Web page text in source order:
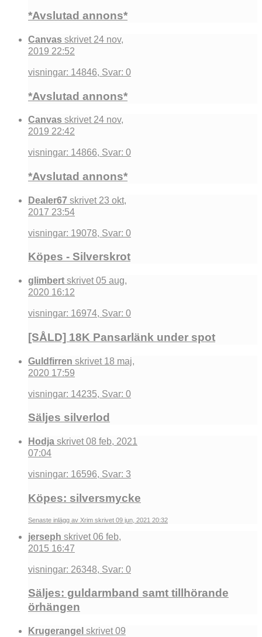
*Avslutad annons*
Canvas skrivet 24 nov,
2019 22:52
visningar: 14846, Svar: 0
*Avslutad annons*
Canvas skrivet 24 nov,
2019 22:42
visningar: 14866, Svar: 0
*Avslutad annons*
Dealer67 skrivet 23 okt,
2017 23:54
visningar: 19078, Svar: 0
Köpes - Silverskrot
glimbert skrivet 05 aug,
2020 16:12
visningar: 16974, Svar: 0
[SÅLD] 18K Pansarlänk under spot
Guldfirren skrivet 18 maj,
2020 17:59
visningar: 14235, Svar: 0
Säljes silverlod
Hodja skrivet 08 feb, 2021
07:04
visningar: 16596, Svar: 3
Köpes: silversmycke
Senaste inlägg av Xrim skrivet 09 jun, 2021 20:32
jerseph skrivet 06 feb,
2015 16:47
visningar: 26348, Svar: 0
Säljes: guldarmband samt tillhörande
örhängen
Krugerangel skrivet 09